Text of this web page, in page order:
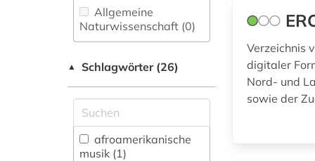
Allgemeine
Naturwissenschaft (0)
fachübergreifende
Allgemeine und
vergleichende Sprach-
und
Literaturwissenschaft.
▲ Schlagwörter (26)
afroamerikanische
musik (1)
Verzeichnis
digitaler
Nord- und
sowie der